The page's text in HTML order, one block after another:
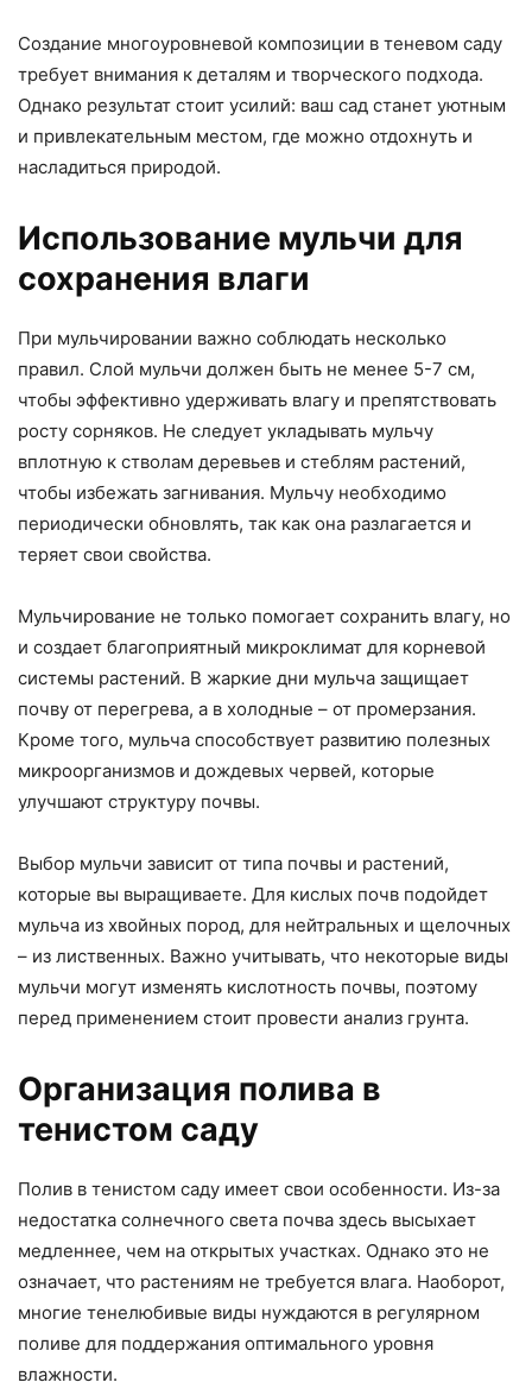
Создание многоуровневой композиции в теневом саду
требует внимания к деталям и творческого подхода.
Однако результат стоит усилий: ваш сад станет уютным
и привлекательным местом, где можно отдохнуть и
насладиться природой.
Использование мульчи для
сохранения влаги
При мульчировании важно соблюдать несколько
правил. Слой мульчи должен быть не менее 5-7 см,
чтобы эффективно удерживать влагу и препятствовать
росту сорняков. Не следует укладывать мульчу
вплотную к стволам деревьев и стеблям растений,
чтобы избежать загнивания. Мульчу необходимо
периодически обновлять, так как она разлагается и
теряет свои свойства.
Мульчирование не только помогает сохранить влагу, но
и создает благоприятный микроклимат для корневой
системы растений. В жаркие дни мульча защищает
почву от перегрева, а в холодные – от промерзания.
Кроме того, мульча способствует развитию полезных
микроорганизмов и дождевых червей, которые
улучшают структуру почвы.
Выбор мульчи зависит от типа почвы и растений,
которые вы выращиваете. Для кислых почв подойдет
мульча из хвойных пород, для нейтральных и щелочных
– из лиственных. Важно учитывать, что некоторые виды
мульчи могут изменять кислотность почвы, поэтому
перед применением стоит провести анализ грунта.
Организация полива в
тенистом саду
Полив в тенистом саду имеет свои особенности. Из-за
недостатка солнечного света почва здесь высыхает
медленнее, чем на открытых участках. Однако это не
означает, что растениям не требуется влага. Наоборот,
многие тенелюбивые виды нуждаются в регулярном
поливе для поддержания оптимального уровня
влажности.